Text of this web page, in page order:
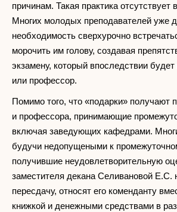
причинам. Такая практика отсутствует
Многих молодых преподавателей уже
необходимость сверхурочно
морочить им голову, создавая
экзамену, который впоследствии
или профессор.
Помимо того, что «подарки» получают
и профессора, принимающие
включая заведующих кафедрами.
будучи недопущеными к
получившие неудовлетворительную
заместителя декана Селивановой Е.С.
пересдачу, относят его коменданту
книжкой и денежными средствами в